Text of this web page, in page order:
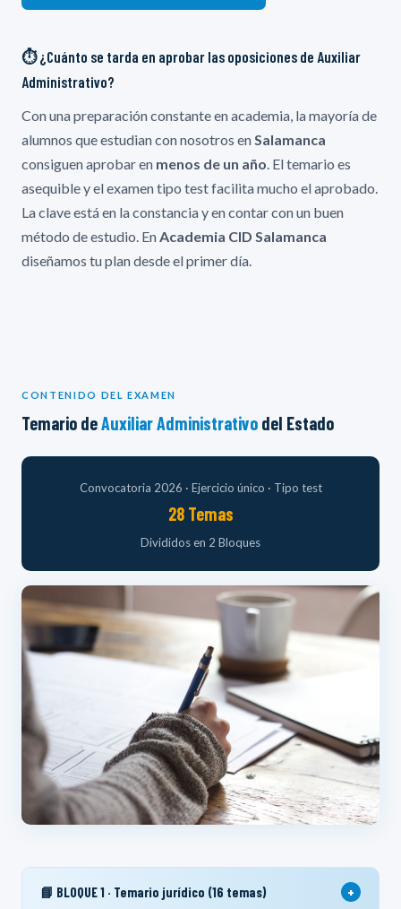
⏱️ ¿Cuánto se tarda en aprobar las oposiciones de Auxiliar
Administrativo?
Con una preparación constante en academia, la mayoría de
alumnos que estudian con nosotros en Salamanca
consiguen aprobar en menos de un año . El temario es
asequible y el examen tipo test facilita mucho el aprobado.
La clave está en la constancia y en contar con un buen
método de estudio. En Academia CID Salamanca
diseñamos tu plan desde el primer día.
CONTENIDO DEL EXAMEN
Temario deAuxiliar Administrativo del Estado
Convocatoria 2026 · Ejercicio único · Tipo test
28 Temas
Divididos en 2 Bloques
📘 BLOQUE 1 · Temario jurídico (16 temas) +